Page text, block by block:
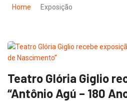
Home Exposição
Teatro Glória Giglio
“Antônio Agú – 180